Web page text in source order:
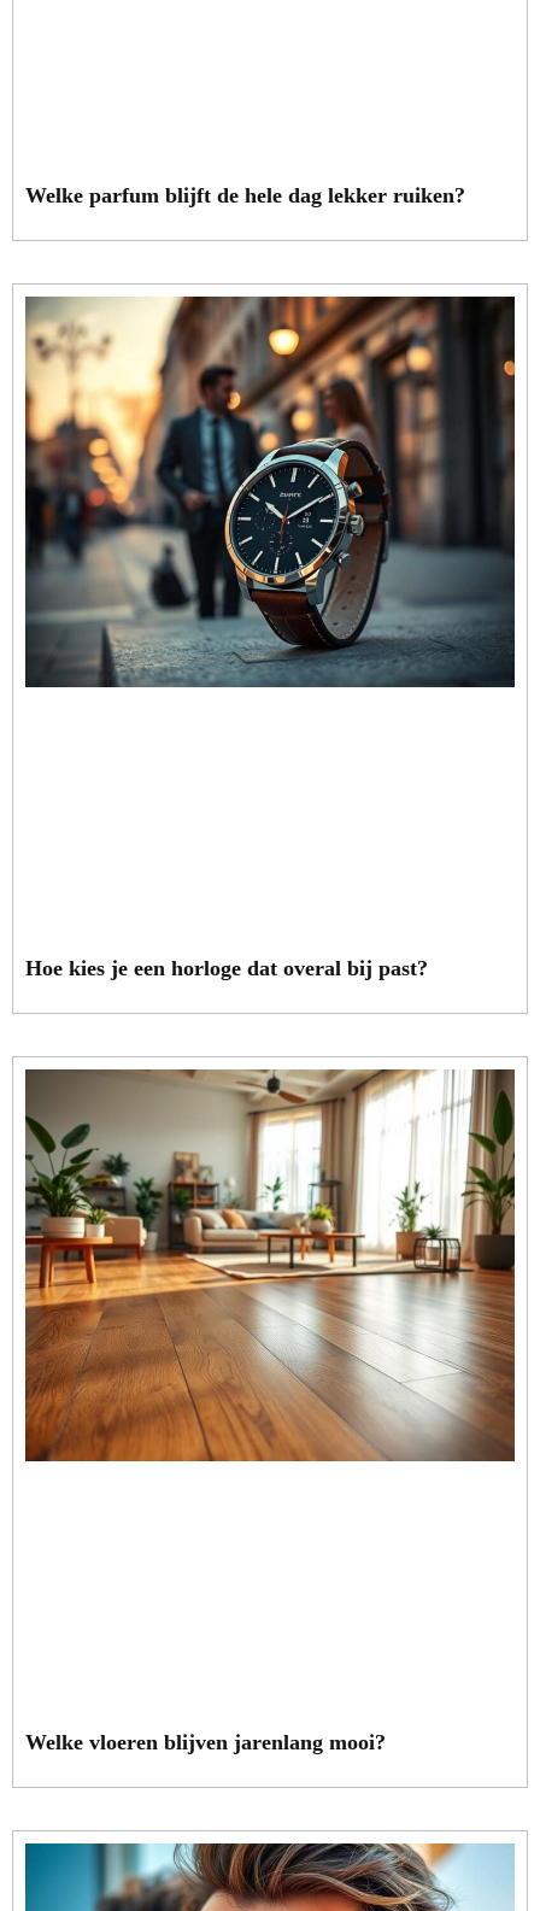
Welke parfum blijft de hele dag lekker ruiken?
Hoe kies je een horloge dat overal bij past?
Welke vloeren blijven jarenlang mooi?